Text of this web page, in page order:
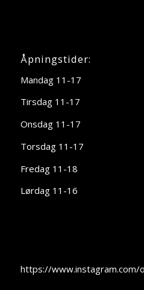
Åpningstider:
Mandag 11-17
Tirsdag 11-17
Onsdag 11-17
Torsdag 11-17
Fredag 11-18
Lørdag 11-16
https://www.instagram.com/